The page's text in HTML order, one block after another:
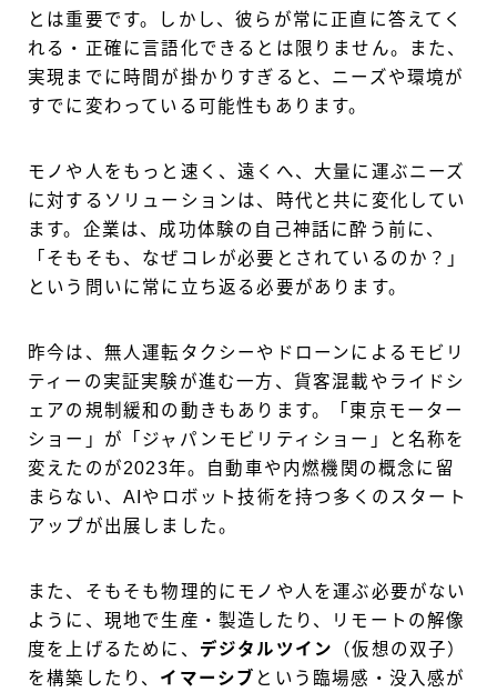
とは重要です。しかし、彼らが常に正直に答えてく
れる・正確に言語化できるとは限りません。また、
実現までに時間が掛かりすぎると、ニーズや環境が
すでに変わっている可能性もあります。
モノや人をもっと速く、遠くへ、大量に運ぶニーズ
に対するソリューションは、時代と共に変化してい
ます。企業は、成功体験の自己神話に酔う前に、
「そもそも、なぜコレが必要とされているのか？」
という問いに常に立ち返る必要があります。
昨今は、無人運転タクシーやドローンによるモビリ
ティーの実証実験が進む一方、貨客混載やライドシ
ェアの規制緩和の動きもあります。「東京モーター
ショー」が「ジャパンモビリティショー」と名称を
変えたのが2023年。自動車や内燃機関の概念に留
まらない、AIやロボット技術を持つ多くのスタート
アップが出展しました。
また、そもそも物理的にモノや人を運ぶ必要がない
ように、現地で生産・製造したり、リモートの解像
度を上げるために、 デジタルツイン
（仮想の双子）
を構築したり、 イマーシブ という臨場感・没入感が